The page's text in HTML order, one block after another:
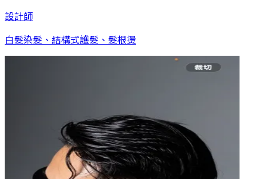
設計師
白髮染髮、結構式護髮、髮根燙